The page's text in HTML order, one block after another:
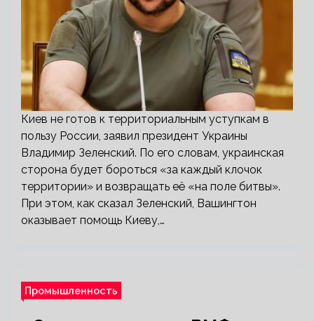
Киев не готов к территориальным уступкам в
пользу России, заявил президент Украины
Владимир Зеленский. По его словам, украинская
сторона будет бороться «за каждый клочок
территории» и возвращать её «на поле битвы».
При этом, как сказал Зеленский, Вашингтон
оказывает помощь Киеву,…
Промышленность